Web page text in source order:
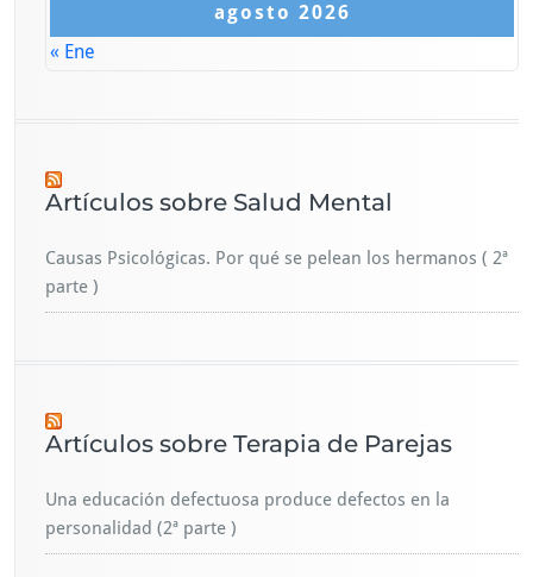
agosto 2026
« Ene
Artículos sobre Salud Mental
Causas Psicológicas. Por qué se pelean los hermanos ( 2ª
parte )
Artículos sobre Terapia de Parejas
Una educación defectuosa produce defectos en la
personalidad (2ª parte )